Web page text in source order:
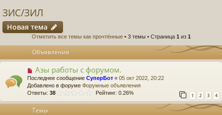
ЗИС/ЗИЛ
Новая тема
Отметить все темы как прочтённые• 3 темы • Страница 1из 1
Объявления
Азы работы с форумом.
Последнее сообщение СуперБот « 05 окт 2022, 20:22
Добавлено в форуме Форумные объявления
Ответы: 38 1 2 3 4
Рейтинг: 0.26%
Темы